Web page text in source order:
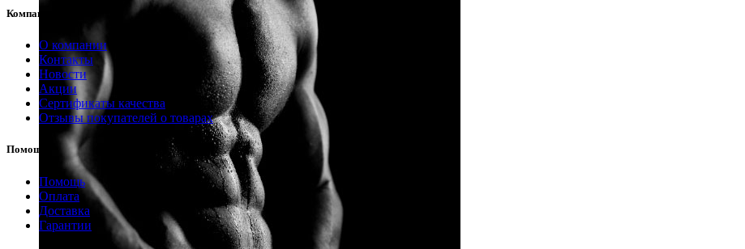
Компания
О компании
Контакты
Новости
Акции
Сертификаты качества
Отзывы покупателей о товарах
Помощь
Помощь
Оплата
Доставка
Гарантии